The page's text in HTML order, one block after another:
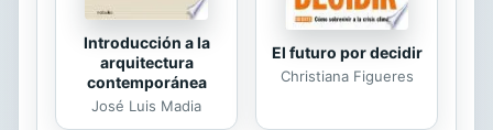
Introducción a la
arquitectura
contemporánea
José Luis Madia
El futuro por decidir
Christiana Figueres